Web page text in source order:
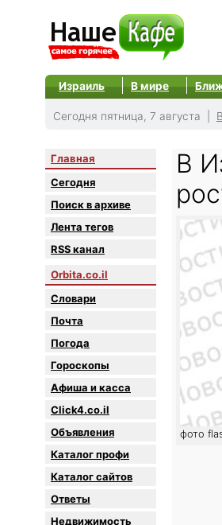
Израиль В мире
Сегодня пятница, 7 августа |
Главная
Сегодня
Поиск в архиве
Лента тегов
RSS канал
Orbita.co.il
Словари
Почта
Погода
Гороскопы
Афиша и касса
Click4.co.il
Объявления
Каталог профи
Каталог сайтов
Oтветы
Недвижимость
В
фото